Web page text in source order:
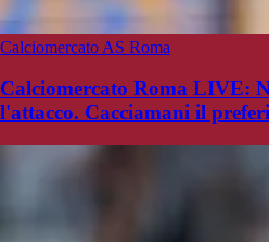
Calciomercato AS Roma
Calciomercato Roma LIVE:
l'attacco. Cacciamani il